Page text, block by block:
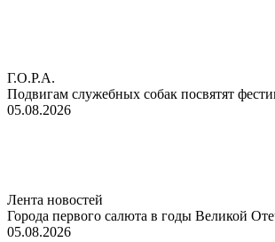
Г.О.Р.А.
Подвигам служебных собак посвятят
05.08.2026
Лента новостей
Города первого салюта в годы Великой
05.08.2026